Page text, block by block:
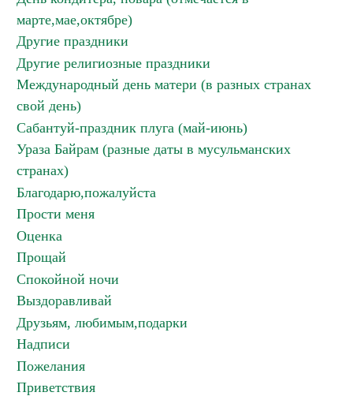
марте,мае,октябре)
Другие праздники
Другие религиозные праздники
Международный день матери (в разных странах
свой день)
Сабантуй-праздник плуга (май-июнь)
Ураза Байрам (разные даты в мусульманских
странах)
Благодарю,пожалуйста
Прости меня
Оценка
Прощай
Спокойной ночи
Выздоравливай
Друзьям, любимым,подарки
Надписи
Пожелания
Приветствия